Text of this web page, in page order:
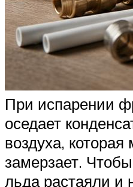
При испарении
оседает
воздуха, которая
замерзает.
льда растаяли и